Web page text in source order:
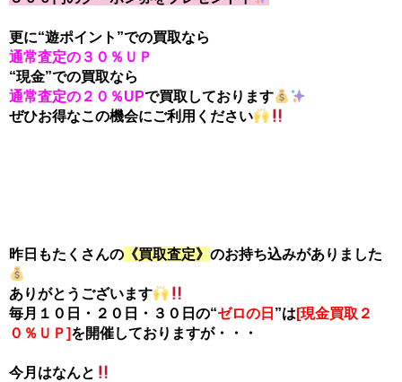
更に“遊ポイント”での買取なら
通常査定の３０％ＵＰ
“現金”での買取なら
通常査定の２０％UPで買取しております
ぜひお得なこの機会にご利用ください
昨日もたくさんの 《買取査定》 のお持ち込みがありました
ありがとうございます
毎月１０日・２０日・３０日の“ゼロの日 ”は [現金買取２
０％ＵＰ]を開催しておりますが・・・
今月はなんと